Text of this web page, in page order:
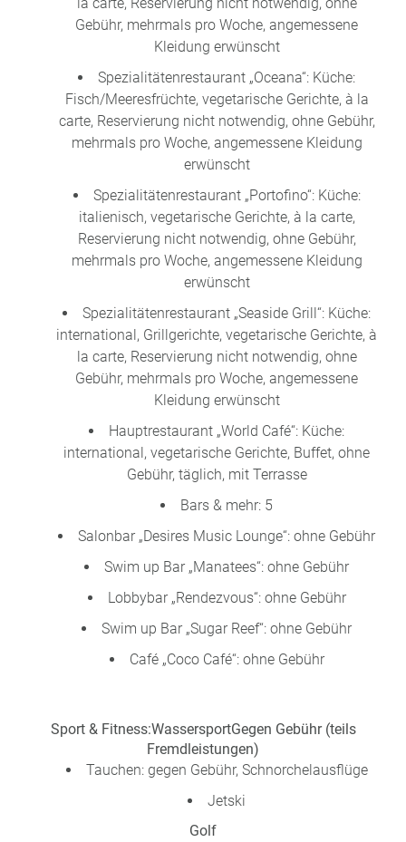
Gebühr, mehrmals pro Woche, angemessene
Kleidung erwünscht
Spezialitätenrestaurant „Oceana“: Küche:
Fisch/Meeresfrüchte, vegetarische Gerichte, à la
carte, Reservierung nicht notwendig, ohne Gebühr,
mehrmals pro Woche, angemessene Kleidung
erwünscht
Spezialitätenrestaurant „Portofino“: Küche:
italienisch, vegetarische Gerichte, à la carte,
Reservierung nicht notwendig, ohne Gebühr,
mehrmals pro Woche, angemessene Kleidung
erwünscht
Spezialitätenrestaurant „Seaside Grill“: Küche:
international, Grillgerichte, vegetarische Gerichte, à
la carte, Reservierung nicht notwendig, ohne
Gebühr, mehrmals pro Woche, angemessene
Kleidung erwünscht
Hauptrestaurant „World Café“: Küche:
international, vegetarische Gerichte, Buffet, ohne
Gebühr, täglich, mit Terrasse
Bars & mehr: 5
Salonbar „Desires Music Lounge“: ohne Gebühr
Swim up Bar „Manatees“: ohne Gebühr
Lobbybar „Rendezvous“: ohne Gebühr
Swim up Bar „Sugar Reef“: ohne Gebühr
Café „Coco Café“: ohne Gebühr
Sport & Fitness:WassersportGegen Gebühr (teils
Fremdleistungen)
Tauchen: gegen Gebühr, Schnorchelausflüge
Jetski
Golf